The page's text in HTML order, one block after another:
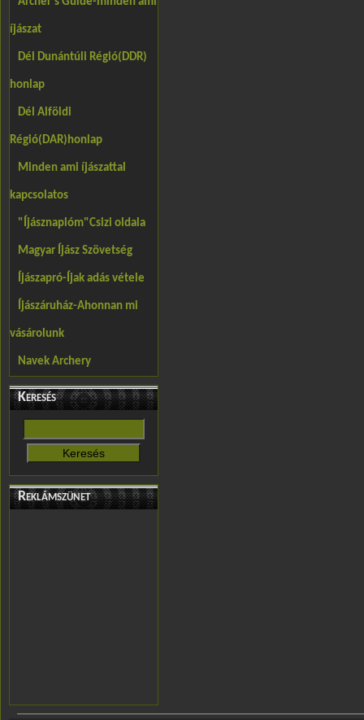
íjászat
Dél Dunántúli Régió(DDR)
honlap
Dél Alföldi
Régió(DAR)honlap
Minden ami íjászattal
kapcsolatos
"Íjásznaplóm"Csizi oldala
Magyar Íjász Szövetség
Íjászapró-Íjak adás vétele
Íjászáruház-Ahonnan mi
vásárolunk
Navek Archery
Keresés
Reklámszünet